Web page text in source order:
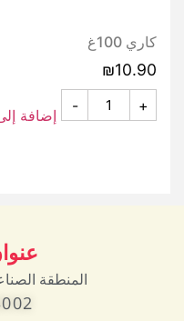
كاري 100غ
₪10.90
- +
إضافة
المنطقة